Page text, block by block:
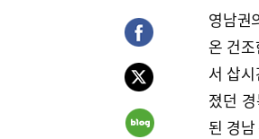
영남권
온 건
서 삽
졌던
된 경